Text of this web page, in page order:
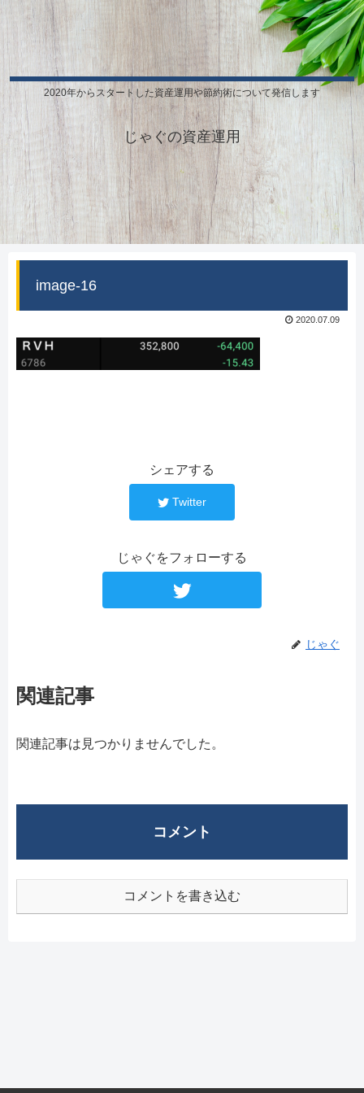
2020年からスタートした資産運用や節約術について発信します
じゃぐの資産運用
image-16
2020.07.09
シェアする
Twitter
じゃぐをフォローする
じゃぐ
関連記事
関連記事は見つかりませんでした。
コメント
コメントを書き込む